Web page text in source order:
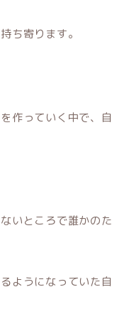
ち寄ります。
作っていく中で、自
いところで誰かのた
ようになっていた自